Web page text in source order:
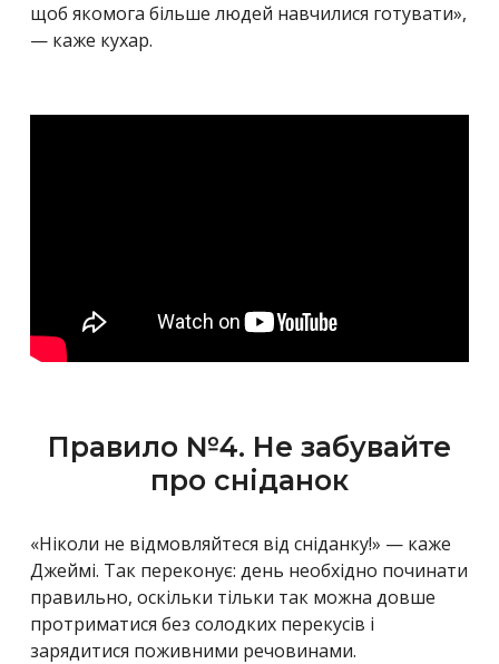
щоб якомога більше людей навчилися готувати»,
— каже кухар.
Правило №4. Не забувайте
про сніданок
«Ніколи не відмовляйтеся від сніданку!» — каже
Джеймі. Так переконує: день необхідно починати
правильно, оскільки тільки так можна довше
протриматися без солодких перекусів і
зарядитися поживними речовинами.